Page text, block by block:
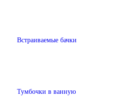
Встраиваемые бачки
Тумбочки в ванную